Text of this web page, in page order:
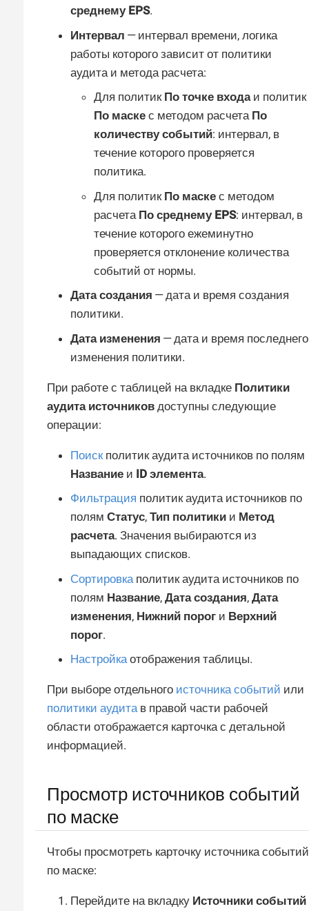
среднему EPS.
Интервал — интервал времени, логика
работы которого зависит от политики
аудита и метода расчета:
Для политик По точке входаи политик
По маске с методом расчета По
количеству событий: интервал, в
течение которого проверяется
политика.
Для политик По маске с методом
расчета По среднему EPS: интервал, в
течение которого ежеминутно
проверяется отклонение количества
событий от нормы.
Дата создания — дата и время создания
политики.
Дата изменения — дата и время последнего
изменения политики.
При работе с таблицей на вкладке Политики
аудита источников доступны следующие
операции:
Поискполитик аудита источников по полям
Название и ID элемента.
Фильтрация политик аудита источников по
полям Статус, Тип политики и Метод
расчета. Значения выбираются из
выпадающих списков.
Сортировка политик аудита источников по
полям Название, Дата создания, Дата
изменения, Нижний порог и Верхний
порог.
Настройкаотображения таблицы.
При выборе отдельного источника событий или
политики аудитав правой части рабочей
области отображается карточка с детальной
информацией.
Просмотр источников событий
по маске
Чтобы просмотреть карточку источника событий
по маске:
Перейдите на вкладку Источники событий